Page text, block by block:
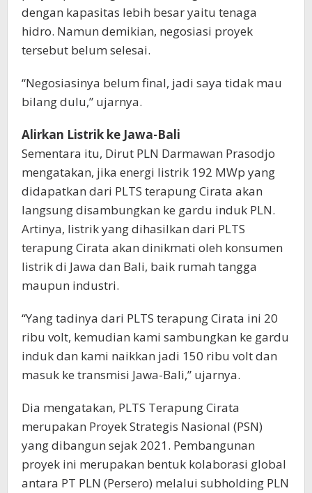
dengan kapasitas lebih besar yaitu tenaga
hidro. Namun demikian, negosiasi proyek
tersebut belum selesai.
“Negosiasinya belum final, jadi saya tidak mau
bilang dulu,” ujarnya.
Alirkan Listrik ke Jawa-Bali
Sementara itu, Dirut PLN Darmawan Prasodjo
mengatakan, jika energi listrik 192 MWp yang
didapatkan dari PLTS terapung Cirata akan
langsung disambungkan ke gardu induk PLN.
Artinya, listrik yang dihasilkan dari PLTS
terapung Cirata akan dinikmati oleh konsumen
listrik di Jawa dan Bali, baik rumah tangga
maupun industri.
“Yang tadinya dari PLTS terapung Cirata ini 20
ribu volt, kemudian kami sambungkan ke gardu
induk dan kami naikkan jadi 150 ribu volt dan
masuk ke transmisi Jawa-Bali,” ujarnya.
Dia mengatakan, PLTS Terapung Cirata
merupakan Proyek Strategis Nasional (PSN)
yang dibangun sejak 2021. Pembangunan
proyek ini merupakan bentuk kolaborasi global
antara PT PLN (Persero) melalui subholding PLN